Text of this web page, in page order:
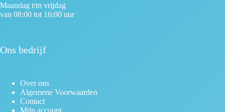
Maandag t/m vrijdag
van 08:00 tot 16:00 uur
Ons bedrijf
Over ons
Algemene Voorwaarden
Contact
Mijn account